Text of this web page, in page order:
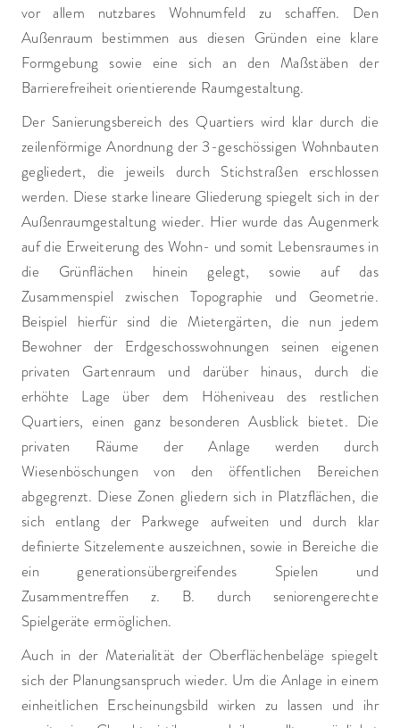
vor allem nutzbares Wohnumfeld zu schaffen. Den
Außenraum bestimmen aus diesen Gründen eine klare
Formgebung sowie eine sich an den Maßstäben der
Barrierefreiheit orientierende Raumgestaltung.
Der Sanierungsbereich des Quartiers wird klar durch die
zeilenförmige Anordnung der 3-geschössigen Wohnbauten
gegliedert, die jeweils durch Stichstraßen erschlossen
werden. Diese starke lineare Gliederung spiegelt sich in der
Außenraumgestaltung wieder. Hier wurde das Augenmerk
auf die Erweiterung des Wohn- und somit Lebensraumes in
die Grünflächen hinein gelegt, sowie auf das
Zusammenspiel zwischen Topographie und Geometrie.
Beispiel hierfür sind die Mietergärten, die nun jedem
Bewohner der Erdgeschosswohnungen seinen eigenen
privaten Gartenraum und darüber hinaus, durch die
erhöhte Lage über dem Höheniveau des restlichen
Quartiers, einen ganz besonderen Ausblick bietet. Die
privaten Räume der Anlage werden durch
Wiesenböschungen von den öffentlichen Bereichen
abgegrenzt. Diese Zonen gliedern sich in Platzflächen, die
sich entlang der Parkwege aufweiten und durch klar
definierte Sitzelemente auszeichnen, sowie in Bereiche die
ein generationsübergreifendes Spielen und
Zusammentreffen z. B. durch seniorengerechte
Spielgeräte ermöglichen.
Auch in der Materialität der Oberflächenbeläge spiegelt
sich der Planungsanspruch wieder. Um die Anlage in einem
einheitlichen Erscheinungsbild wirken zu lassen und ihr